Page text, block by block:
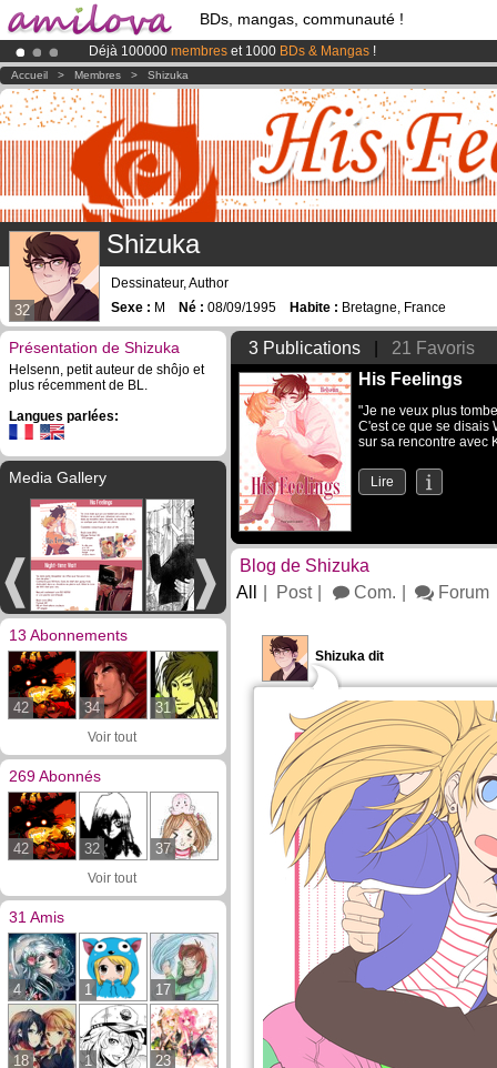
BDs, mangas, communauté !
Déjà 100000 membres et 1000 BDs & Mangas !
Abonnement premium: à partir de3.95 eurospar mois !Clique ici
LeKickstarter Amilova est désormais lancé!.
Accueil > Membres > Shizuka
32
Shizuka
Dessinateur, Author
Sexe : M Né : 08/09/1995 Habite : Bretagne, France
Présentation de Shizuka
Helsenn, petit auteur de shôjo et
plus récemment de BL.
Langues parlées:
Media Gallery
13 Abonnements
42 34 31
Voir tout
269 Abonnés
42 32 37
Voir tout
31 Amis
4 1 17
18 1 23
3 Publications
21 Favoris
His Feelings
"Je ne veux plus
C'est ce que se disais
sur sa rencontre avec
Lire
Blog de Shizuka
All
Post Com. Forum
Shizuka dit